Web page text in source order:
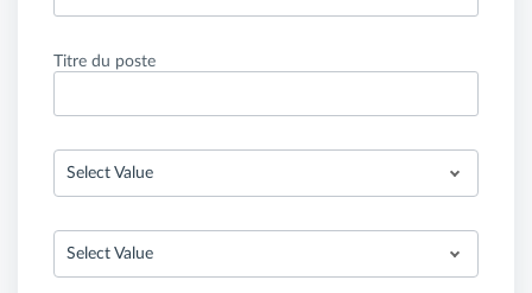
Titre du poste
Select Value
Select Value